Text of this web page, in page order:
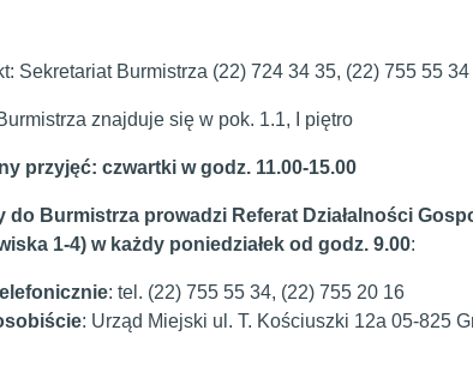
Sekretariat Burmistrza (22) 724 34 35, (22) 755 55
znajduje się w pok. 1.1, I piętro
przyjęć: czwartki w godz. 11.00-15.00
do Burmistrza prowadzi Referat Działalności
1-4) w każdy poniedziałek od godz. 9.00:
: tel. (22) 755 55 34, (22) 755 20 16
: Urząd Miejski ul. T. Kościuszki 12a 05-825